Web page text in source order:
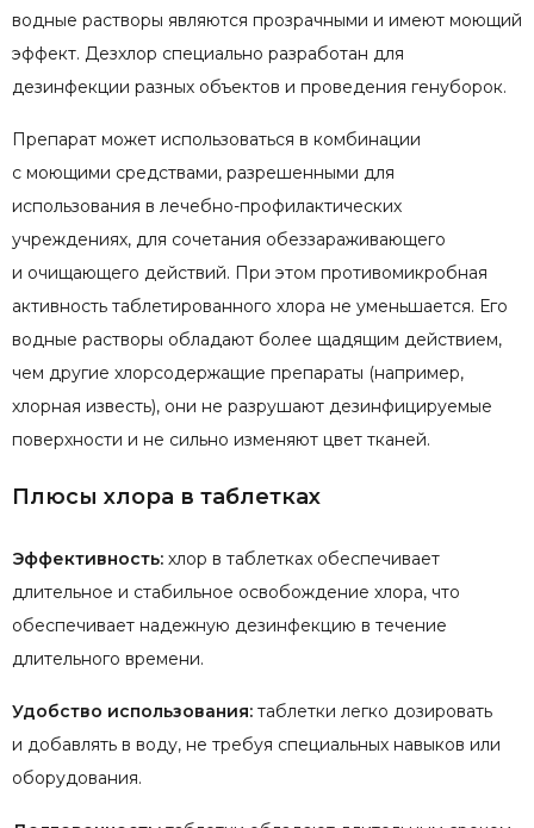
водные растворы являются прозрачными и имеют моющий
эффект. Дезхлор специально разработан для
дезинфекции разных объектов и проведения генуборок.
Препарат может использоваться в комбинации
с моющими средствами, разрешенными для
использования в лечебно-профилактических
учреждениях, для сочетания обеззараживающего
и очищающего действий. При этом противомикробная
активность таблетированного хлора не уменьшается. Его
водные растворы обладают более щадящим действием,
чем другие хлорсодержащие препараты (например,
хлорная известь), они не разрушают дезинфицируемые
поверхности и не сильно изменяют цвет тканей.
Плюсы хлора в таблетках
Эффективность: хлор в таблетках обеспечивает
длительное и стабильное освобождение хлора, что
обеспечивает надежную дезинфекцию в течение
длительного времени.
Удобство использования: таблетки легко дозировать
и добавлять в воду, не требуя специальных навыков или
оборудования.